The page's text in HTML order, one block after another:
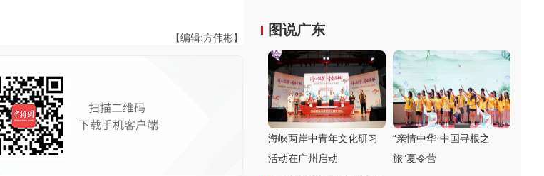
【编辑:方伟彬】 图说广东
海峡两岸中青年文化研习
活动在广州启动
“亲情中华·中国寻根之
旅”夏令营